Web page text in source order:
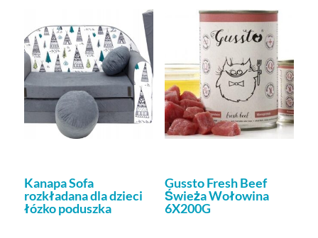
Kanapa Sofa
rozkładana dla dzieci
łózko poduszka
Gussto Fresh Beef
Świeża Wołowina
6X200G